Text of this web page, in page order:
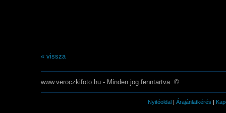
« vissza
www.veroczkifoto.hu - Minden jog fenntartva. ©
Nyitóoldal | Árajánlatkérés |